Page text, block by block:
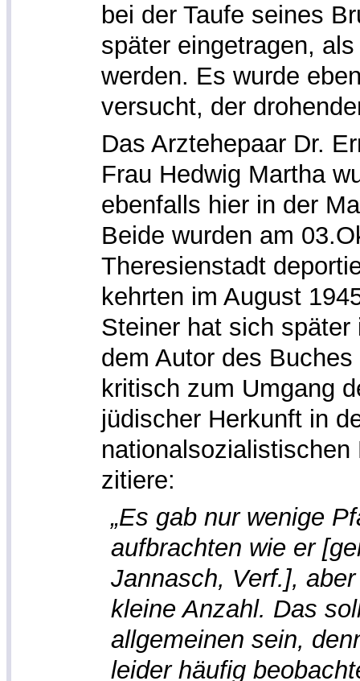
bei der Taufe seines
später eingetragen,
werden. Es wurde
versucht, der
Das Arztehepaar Dr.
Frau Hedwig Martha
ebenfalls hier in der
Beide wurden am
Theresienstadt
kehrten im August
Steiner hat sich
dem Autor des Buches
kritisch zum Umgang
jüdischer Herkunft in
zitiere:
„Es gab nur wenige
aufbrachten wie er
Jannasch, Verf.],
kleine Anzahl. Das
allgemeinen sein,
leider häufig